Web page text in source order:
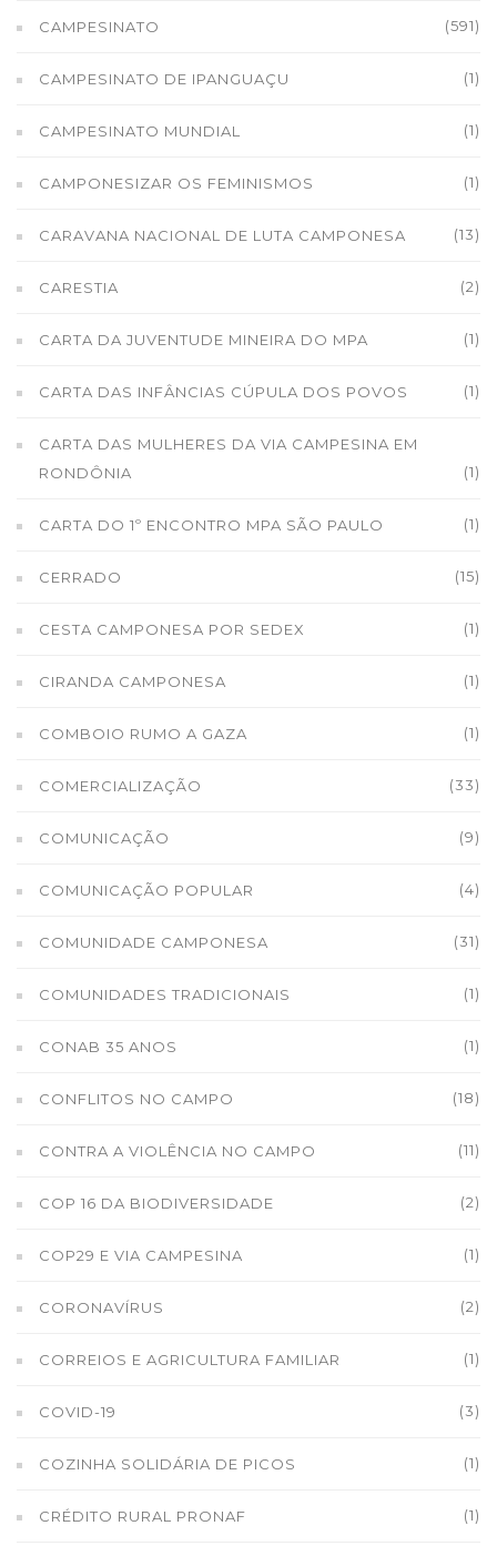
CAMPESINATO (591)
CAMPESINATO DE IPANGUAÇU (1)
CAMPESINATO MUNDIAL (1)
CAMPONESIZAR OS FEMINISMOS (1)
CARAVANA NACIONAL DE LUTA CAMPONESA (13)
CARESTIA (2)
CARTA DA JUVENTUDE MINEIRA DO MPA (1)
CARTA DAS INFÂNCIAS CÚPULA DOS POVOS (1)
CARTA DAS MULHERES DA VIA CAMPESINA EM
RONDÔNIA
(1)
CARTA DO 1º ENCONTRO MPA SÃO PAULO (1)
CERRADO (15)
CESTA CAMPONESA POR SEDEX (1)
CIRANDA CAMPONESA (1)
COMBOIO RUMO A GAZA (1)
COMERCIALIZAÇÃO (33)
COMUNICAÇÃO (9)
COMUNICAÇÃO POPULAR (4)
COMUNIDADE CAMPONESA (31)
COMUNIDADES TRADICIONAIS (1)
CONAB 35 ANOS (1)
CONFLITOS NO CAMPO (18)
CONTRA A VIOLÊNCIA NO CAMPO (11)
COP 16 DA BIODIVERSIDADE (2)
COP29 E VIA CAMPESINA (1)
CORONAVÍRUS (2)
CORREIOS E AGRICULTURA FAMILIAR (1)
COVID-19 (3)
COZINHA SOLIDÁRIA DE PICOS (1)
CRÉDITO RURAL PRONAF (1)